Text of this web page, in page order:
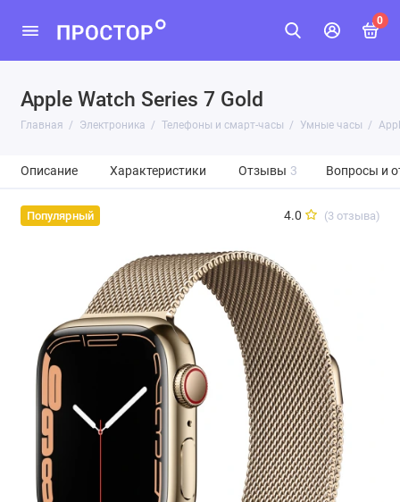
0
Apple Watch Series 7 Gold
Главная Электроника Телефоны и смарт-часы Умные часы
Описание Характеристики Отзывы 3 Вопросы и
Популярный 4.0 (3 отзыва)